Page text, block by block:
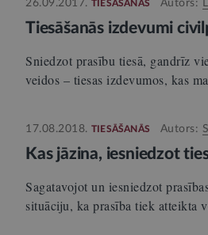
26.09.2017. TIESĀŠANĀS Autors:
Tiesāšanās izdevumi
Sniedzot prasību tiesā, gandrīz
veidos – tiesas izdevumos, kas
17.08.2018. TIESĀŠANĀS Autors:
Kas jāzina, iesniedzot
Sagatavojot un iesniedzot
situāciju, ka prasība tiek atteikta